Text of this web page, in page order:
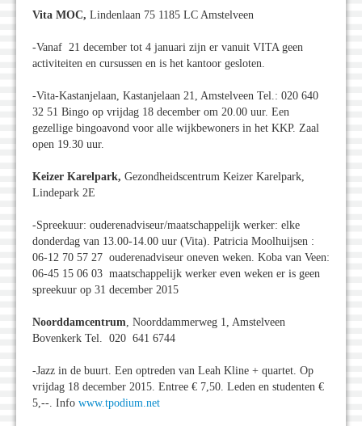
Vita MOC, Lindenlaan 75 1185 LC Amstelveen
-Vanaf 21 december tot 4 januari zijn er vanuit VITA geen
activiteiten en cursussen en is het kantoor gesloten.
-Vita-Kastanjelaan, Kastanjelaan 21, Amstelveen Tel.: 020 640
32 51 Bingo op vrijdag 18 december om 20.00 uur. Een
gezellige bingoavond voor alle wijkbewoners in het KKP. Zaal
open 19.30 uur.
Keizer Karelpark, Gezondheidscentrum Keizer Karelpark,
Lindepark 2E
-Spreekuur: ouderenadviseur/maatschappelijk werker: elke
donderdag van 13.00-14.00 uur (Vita). Patricia Moolhuijsen :
06-12 70 57 27 ouderenadviseur oneven weken. Koba van Veen:
06-45 15 06 03 maatschappelijk werker even weken er is geen
spreekuur op 31 december 2015
Noorddamcentrum, Noorddammerweg 1, Amstelveen
Bovenkerk Tel. 020 641 6744
-Jazz in de buurt. Een optreden van Leah Kline + quartet. Op
vrijdag 18 december 2015. Entree € 7,50. Leden en studenten €
5,--. Info www.tpodium.net